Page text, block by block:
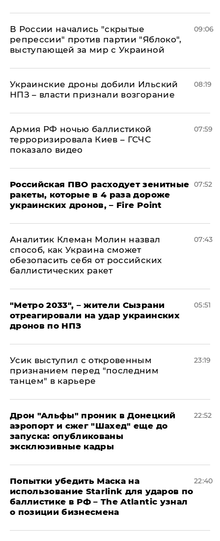
В России начались "скрытые
репрессии" против партии "Яблоко",
выступающей за мир с Украиной
09:06
Украинские дроны добили Ильский
НПЗ – власти признали возгорание
08:19
Армия РФ ночью баллистикой
терроризировала Киев – ГСЧС
показало видео
07:59
Российская ПВО расходует зенитные
ракеты, которые в 4 раза дороже
украинских дронов, – Fire Point
07:52
Аналитик Клеман Молин назвал
способ, как Украина сможет
обезопасить себя от российских
баллистических ракет
07:43
"Метро 2033", – жители Сызрани
отреагировали на удар украинских
дронов по НПЗ
05:51
Усик выступил с откровенным
признанием перед "последним
танцем" в карьере
23:19
Дрон "Альфы" проник в Донецкий
аэропорт и сжег "Шахед" еще до
запуска: опубликованы
эксклюзивные кадры
22:52
Попытки убедить Маска на
использование Starlink для ударов по
баллистике в РФ – The Atlantic узнал
о позиции бизнесмена
22:40